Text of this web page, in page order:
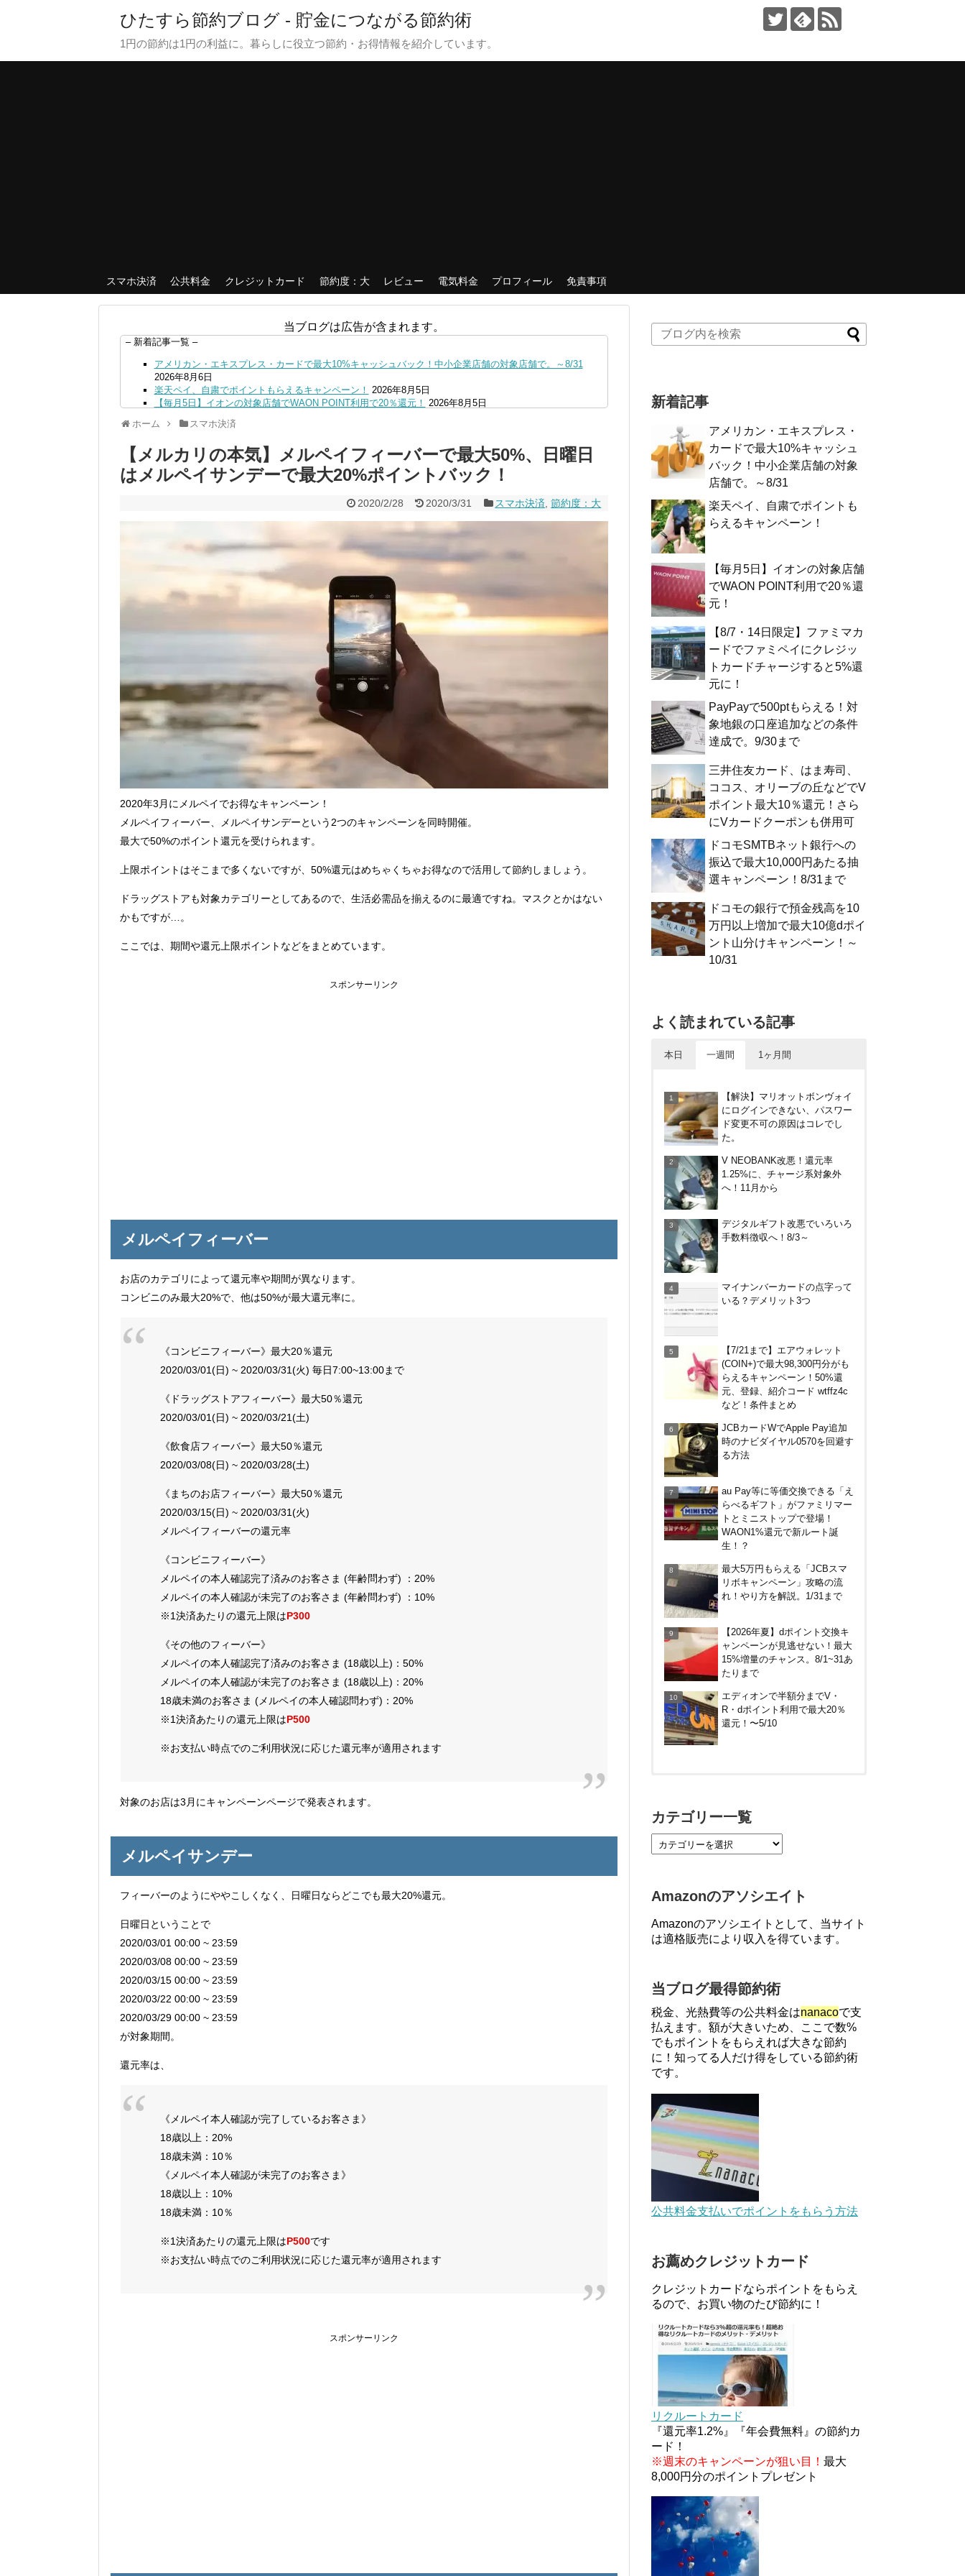
ひたすら節約ブログ - 貯金につながる節約術
1円の節約は1円の利益に。暮らしに役立つ節約・お得情報を紹介しています。
スマホ決済 公共料金 クレジットカード 節約度：大 レビュー 電気料金 プロフィール 免責事項
当ブログは広告が含まれます。
– 新着記事一覧 –
アメリカン・エキスプレス・カードで最大10%キャッシュバック！中小企業店舗の対象店舗で。～8/31
2026年8月6日
楽天ペイ、自粛でポイントもらえるキャンペーン！ 2026年8月5日
【毎月5日】イオンの対象店舗でWAON POINT利用で20％還元！ 2026年8月5日
4日
三井住友カード、はま寿司、ココス、オリーブの丘などでVポイント最大10％還元！さらにVカードクーポ
ンも併用可
2026年8月4日
ドコモSMTBネット銀行への振込で最大10,000円あたる抽選キャンペーン！8/31まで
デジタルギフト改悪でいろいろ手数料徴収へ！8/3～ 2026年8月1日
PayPayポイント→Vポイント交換でストア限定の制限を消す方法 2026年8月1日
Vポイントpay利用で最大10%還元！8/31まで
2026年8月1日
V NEOBANK改悪！還元率1.25%に、チャージ系対象外へ！11月から
ドットマネーが再開！8/12から。でも未完了のポイント有効期限が8月末まで？
【2026年夏】dポイント交換キャンペーンが見逃せない！最大15%増量のチャンス。8/1~31あたりまで
2026年7月31日
au PAY 残高チャージで最大10000円もらえる！じぶん銀行からチャージで抽選。8/31まで
ホーム スマホ決済
【メルカリの本気】メルペイフィーバーで最大50%、日曜日
はメルペイサンデーで最大20%ポイントバック！
2020/2/28 2020/3/31 スマホ決済 ,節約度：大
2020年3月にメルペイでお得なキャンペーン！
メルペイフィーバー、メルペイサンデーという2つのキャンペーンを同時開催。
最大で50%のポイント還元を受けられます。
上限ポイントはそこまで多くないですが、50%還元はめちゃくちゃお得なので活用して節約しましょう。
ドラッグストアも対象カテゴリーとしてあるので、生活必需品を揃えるのに最適ですね。マスクとかはない
かもですが…。
ここでは、期間や還元上限ポイントなどをまとめています。
スポンサーリンク
メルペイフィーバー
お店のカテゴリによって還元率や期間が異なります。
コンビニのみ最大20%で、他は50%が最大還元率に。
《コンビニフィーバー》最大20％還元
2020/03/01(日) ~ 2020/03/31(火) 毎日7:00~13:00まで
《ドラッグストアフィーバー》最大50％還元
2020/03/01(日) ~ 2020/03/21(土)
《飲食店フィーバー》最大50％還元
2020/03/08(日) ~ 2020/03/28(土)
《まちのお店フィーバー》最大50％還元
2020/03/15(日) ~ 2020/03/31(火)
メルペイフィーバーの還元率
《コンビニフィーバー》
メルペイの本人確認完了済みのお客さま (年齢問わず) ：20%
メルペイの本人確認が未完了のお客さま (年齢問わず) ：10%
※1決済あたりの還元上限はP300
《その他のフィーバー》
メルペイの本人確認完了済みのお客さま (18歳以上)：50%
メルペイの本人確認が未完了のお客さま (18歳以上)：20%
18歳未満のお客さま (メルペイの本人確認問わず)：20%
※1決済あたりの還元上限はP500
※お支払い時点でのご利用状況に応じた還元率が適用されます
対象のお店は3月にキャンペーンページで発表されます。
メルペイサンデー
フィーバーのようにややこしくなく、日曜日ならどこでも最大20%還元。
日曜日ということで
2020/03/01 00:00 ~ 23:59
2020/03/08 00:00 ~ 23:59
2020/03/15 00:00 ~ 23:59
2020/03/22 00:00 ~ 23:59
2020/03/29 00:00 ~ 23:59
が対象期間。
還元率は、
《メルペイ本人確認が完了しているお客さま》
18歳以上：20%
18歳未満：10％
《メルペイ本人確認が未完了のお客さま》
18歳以上：10%
18歳未満：10％
※1決済あたりの還元上限はP500です
※お支払い時点でのご利用状況に応じた還元率が適用されます
スポンサーリンク
新着記事
アメリカン・エキスプレス・
カードで最大10%キャッシュ
バック！中小企業店舗の対象
店舗で。～8/31
楽天ペイ、自粛でポイントも
らえるキャンペーン！
【毎月5日】イオンの対象店舗
でWAON POINT利用で20％還
元！
【8/7・14日限定】ファミマカ
ードでファミペイにクレジッ
トカードチャージすると5%還
元に！
PayPayで500ptもらえる！対
象地銀の口座追加などの条件
達成で。9/30まで
三井住友カード、はま寿司、
ココス、オリーブの丘などでV
ポイント最大10％還元！さら
にVカードクーポンも併用可
ドコモSMTBネット銀行への
振込で最大10,000円あたる抽
選キャンペーン！8/31まで
ドコモの銀行で預金残高を10
万円以上増加で最大10億dポイ
ント山分けキャンペーン！～
10/31
よく読まれている記事
本日 一週間 1ヶ月間
の貯蓄預金（ほぼ普通預金）で
年利0.7％～0.9％！
が。無料らしいので加入したけ
ど勧誘ヤバいかな
1.25%に、チャージ系対象外
へ！11月から
クを牽制！？知っておきたい利
用条件と注意点
ードでファミペイにクレジット
カードチャージすると5%還元
に！
嵐山のトロッコ列車。亀岡発で
マイナンバーカードの点字って
いる？デメリット3つ
【毎月5日】イオンの対象店舗
【7/21まで】エアウォレット
(COIN+)で最大98,300円分がも
元、登録、紹介コード wtffz4c
など！条件まとめ
【解決】マリオットボンヴォイ
にログインできない、パスワー
ド変更不可の原因はコレでし
た。
V NEOBANK改悪！還元率
1.25%に、チャージ系対象外
へ！11月から
デジタルギフト改悪でいろいろ
手数料徴収へ！8/3～
マイナンバーカードの点字って
いる？デメリット3つ
【7/21まで】エアウォレット
(COIN+)で最大98,300円分がも
らえるキャンペーン！50%還
元、登録、紹介コード wtffz4c
など！条件まとめ
JCBカードWでApple Pay追加
時のナビダイヤル0570を回避す
る方法
au Pay等に等価交換できる「え
らべるギフト」がファミリマー
トとミニストップで登場！
WAON1%還元で新ルート誕
生！？
最大5万円もらえる「JCBスマ
リボキャンペーン」攻略の流
れ！やり方を解説。1/31まで
【2026年夏】dポイント交換キ
ャンペーンが見逃せない！最大
15%増量のチャンス。8/1~31あ
たりまで
エディオンで半額分までV・
R・dポイント利用で最大20％
還元！〜5/10
朝まで
【7/21まで】エアウォレット
元、登録、紹介コード wtffz4c
【2倍増量】PayPayカード、ま
るごとフラットリボ登録と3回
ソニーフィナンシャルグループ
の株主限定！2万円もらえる口
座開設キャンペーン。7/31まで
【対象者限定】楽天ペイで決済
【解決】マリオットボンヴォイ
にログインできない、パスワー
ド変更不可の原因はコレでし
た。
au Pay等に等価交換できる「え
トとミニストップで登場！
JCBカードWでApple Pay追加
る方法
住信SBIネット銀行のデビット
カードPoint＋で最大2%還元！
V NEOバンクデビットとどっち
が良い？条件などまとめ
マイナンバーカードの点字って
いる？デメリット3つ
カテゴリー一覧
Amazonのアソシエイト
Amazonのアソシエイトとして、当サイト
は適格販売により収入を得ています。
当ブログ最得節約術
税金、光熱費等の公共料金はnanacoで支
払えます。額が大きいため、ここで数%
でもポイントをもらえれば大きな節約
に！知ってる人だけ得をしている節約術
です。
公共料金支払いでポイントをもらう方法
お薦めクレジットカード
クレジットカードならポイントをもらえ
るので、お買い物のたび節約に！
リクルートカード
『還元率1.2%』『年会費無料』の節約カ
ード！
※週末のキャンペーンが狙い目！ 最大
8,000円分のポイントプレゼント